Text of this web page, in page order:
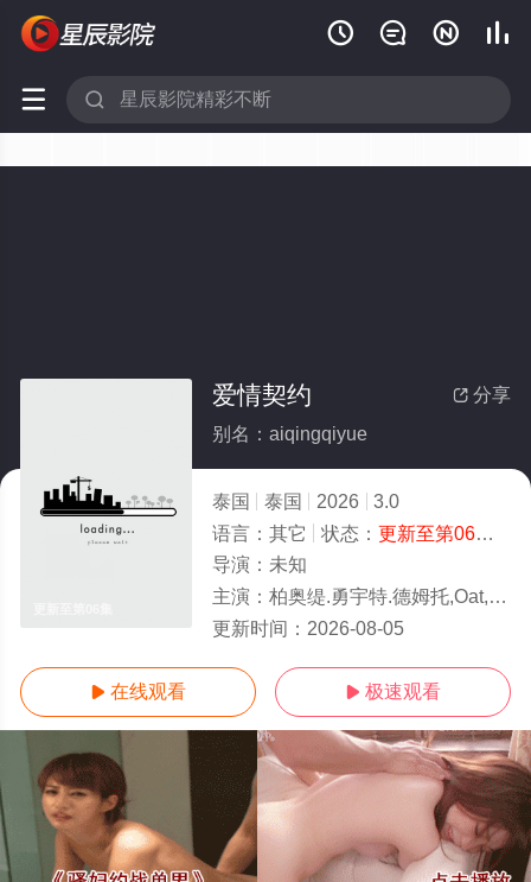
   
 
 分享
爱情契约
别名：aiqingqiyue
泰国 泰国 2026
3.0
语言： 其它 状态： 更新至第06集
导演： 未知
主演： 柏奥缇.勇宇特.德姆托,Oat,Phasakorn,Sararatana,Theer,Theerawat,Than
更新时间： 2026-08-05
 在线观看  极速观看